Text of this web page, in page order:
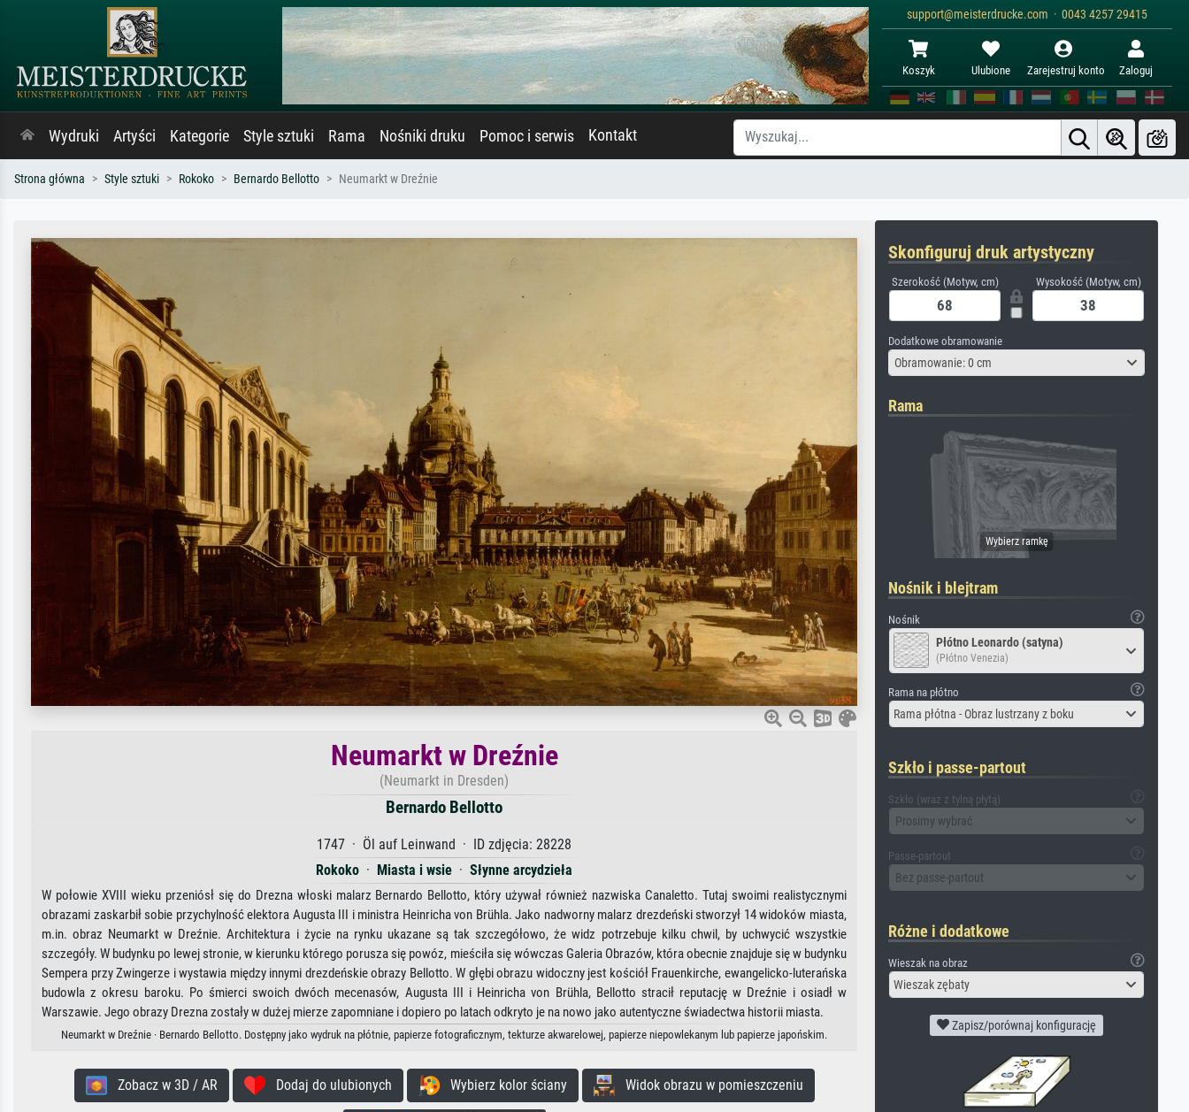
support@meisterdrucke.com · 0043 4257 29415
Koszyk Ulubione Zarejestruj konto Zaloguj
Wydruki Artyści Kategorie Style sztuki Rama Nośniki druku Pomoc i serwis Kontakt
Strona główna Style sztuki Rokoko Bernardo Bellotto Neumarkt w Dreźnie
Neumarkt w Dreźnie
(Neumarkt in Dresden)
Bernardo Bellotto
1747 · Öl auf Leinwand · ID zdjęcia: 28228
Rokoko · Miasta i wsie · Słynne arcydzieła
W połowie XVIII wieku przeniósł się do Drezna włoski malarz Bernardo Bellotto, który używał również nazwiska Canaletto. Tutaj swoimi realistycznymi
obrazami zaskarbił sobie przychylność elektora Augusta III i ministra Heinricha von Brühla. Jako nadworny malarz drezdeński stworzył 14 widoków miasta,
m.in. obraz Neumarkt w Dreźnie. Architektura i życie na rynku ukazane są tak szczegółowo, że widz potrzebuje kilku chwil, by uchwycić wszystkie
szczegóły. W budynku po lewej stronie, w kierunku którego porusza się powóz, mieściła się wówczas Galeria Obrazów, która obecnie znajduje się w budynku
Sempera przy Zwingerze i wystawia między innymi drezdeńskie obrazy Bellotto. W głębi obrazu widoczny jest kościół Frauenkirche, ewangelicko-luterańska
budowla z okresu baroku. Po śmierci swoich dwóch mecenasów, Augusta III i Heinricha von Brühla, Bellotto stracił reputację w Dreźnie i osiadł w
Warszawie. Jego obrazy Drezna zostały w dużej mierze zapomniane i dopiero po latach odkryto je na nowo jako autentyczne świadectwa historii miasta.
Neumarkt w Dreźnie · Bernardo Bellotto. Dostępny jako wydruk na płótnie, papierze fotograficznym, tekturze akwarelowej, papierze niepowlekanym lub papierze japońskim.
Zobacz w 3D / AR Dodaj do ulubionych Wybierz kolor ściany Widok obrazu w pomieszczeniu
Skonfiguruj druk artystyczny
Szerokość (Motyw, cm) Wysokość (Motyw, cm)
Dodatkowe obramowanie
Obramowanie: 0 cm
Rama
Nośnik i blejtram
Nośnik
Płótno Leonardo (satyna)
(Płótno Venezia)
Rama na płótno
Rama płótna - Obraz lustrzany z boku
Szkło i passe-partout
Szkło (wraz z tylną płytą)
Prosimy wybrać
Passe-partout
Bez passe-partout
Różne i dodatkowe
Wieszak na obraz
Wieszak zębaty
Zapisz/porównaj konfigurację